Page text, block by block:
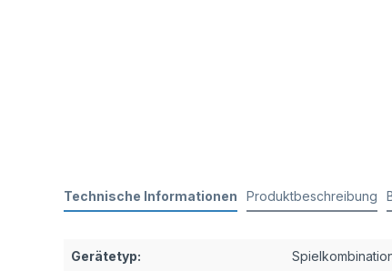
Technische Informationen Produktbeschreibung
Gerätetyp: